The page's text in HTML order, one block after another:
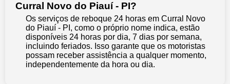
Curral Novo do Piauí - PI?
Os serviços de reboque 24 horas em Curral Novo
do Piauí - PI, como o próprio nome indica, estão
disponíveis 24 horas por dia, 7 dias por semana,
incluindo feriados. Isso garante que os motoristas
possam receber assistência a qualquer momento,
independentemente da hora ou dia.